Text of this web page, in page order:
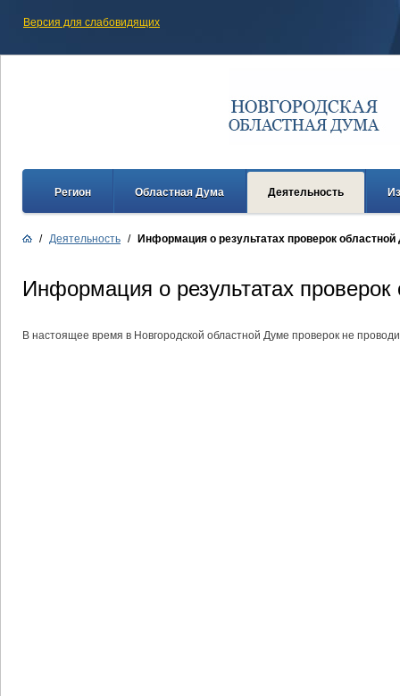
Версия для слабовидящих
Регион Областная Дума Деятельность
/ Деятельность / Информация о результатах проверок
Информация о результатах
В настоящее время в Новгородской областной Думе проверок не